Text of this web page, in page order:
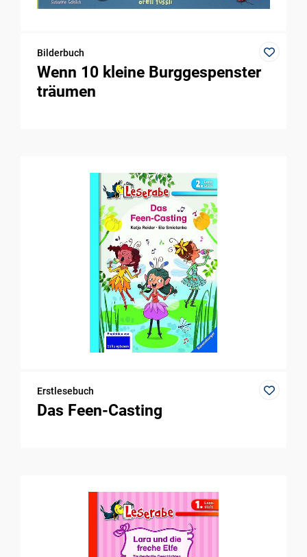
Bilderbuch
Wenn 10 kleine Burggespenster
träumen
Erstlesebuch
Das Feen-Casting